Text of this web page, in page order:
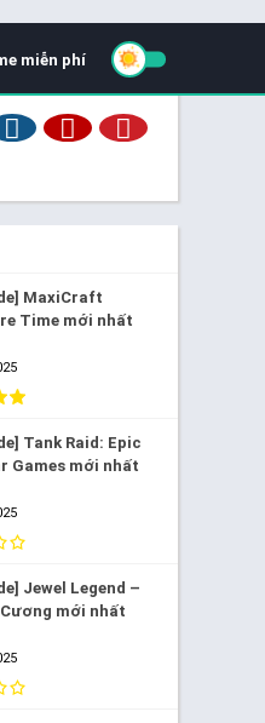
miễn phí
MaxiCraft
Time mới nhất
Tank Raid: Epic
Games mới nhất
Jewel Legend –
Cương mới nhất